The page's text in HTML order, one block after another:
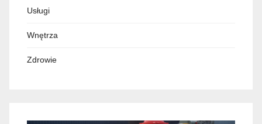
Usługi
Wnętrza
Zdrowie